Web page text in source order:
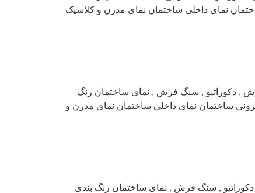
نمای داخلی ساختمان نمای مدرن و کلاسیک
, دکوراتیو , سنگ فرش , نمای ساختمان رنگ
ساختمان نمای داخلی ساختمان نمای مدرن و
, سنگ فرش , نمای ساختمان رنگ بندی